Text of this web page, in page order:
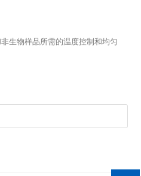
生物样品所需的温度控制和均匀